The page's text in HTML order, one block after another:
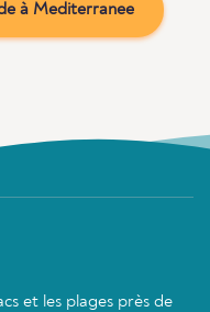
à Mediterranee
et les plages près de